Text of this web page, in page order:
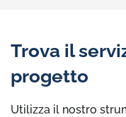
Trova il
progetto
Utilizza il nostro